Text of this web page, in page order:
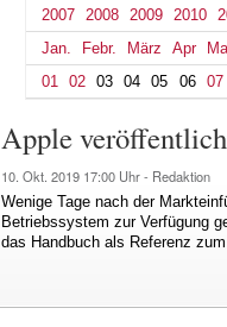
2007
2008 2009 2010
Jan.
Febr. März Apr
01
02 03 04 05 06 07
Apple
10. Okt. 2019 17:00 Uhr - Redaktion
Wenige Tage nach der
Betriebssystem zur Verfügung
das Handbuch als Referenz